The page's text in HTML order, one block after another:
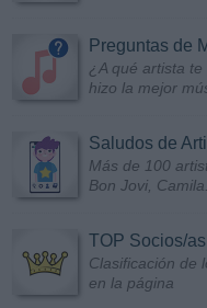
Preguntas de
¿A qué artista
hizo la mejor
Saludos de
Más de 100
Bon Jovi,
TOP Socios/as
Clasificación de
en la página